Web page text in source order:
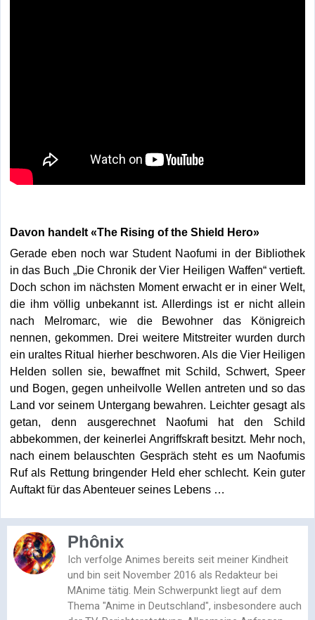
Davon handelt «The Rising of the Shield Hero»
Gerade eben noch war Student Naofumi in der Bibliothek
in das Buch „Die Chronik der Vier Heiligen Waffen“ vertieft.
Doch schon im nächsten Moment erwacht er in einer Welt,
die ihm völlig unbekannt ist. Allerdings ist er nicht allein
nach Melromarc, wie die Bewohner das Königreich
nennen, gekommen. Drei weitere Mitstreiter wurden durch
ein uraltes Ritual hierher beschworen. Als die Vier Heiligen
Helden sollen sie, bewaffnet mit Schild, Schwert, Speer
und Bogen, gegen unheilvolle Wellen antreten und so das
Land vor seinem Untergang bewahren. Leichter gesagt als
getan, denn ausgerechnet Naofumi hat den Schild
abbekommen, der keinerlei Angriffskraft besitzt. Mehr noch,
nach einem belauschten Gespräch steht es um Naofumis
Ruf als Rettung bringender Held eher schlecht. Kein guter
Auftakt für das Abenteuer seines Lebens …
Phônix
Ich verfolge Animes bereits seit meiner Kindheit
und bin seit November 2016 als Redakteur bei
MAnime tätig. Mein Schwerpunkt liegt auf dem
Thema "Anime in Deutschland", insbesondere auch